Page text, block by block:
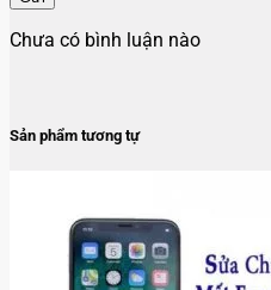
Chưa có bình luận nào
Sản phẩm tương tự